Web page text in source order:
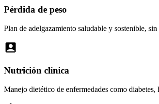
Pérdida de peso
Plan de adelgazamiento saludable y sostenible,
Nutrición clínica
Manejo dietético de enfermedades como